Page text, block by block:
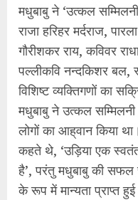
मधुबाबु ने ‘उत्कल
राजा हरिहर मर्दराज,
गौरीशकर राय, कविवर
पल्लीकवि नन्दकिशर बल,
विशिष्ट व्यक्तिगणों का
मधुबाबु ने उत्कल
लोगों का आह्‌वान किया
कहते थे, ‘उड़िया एक
है’, परंतु मधुबाबु की सफल
के रूप में मान्यता प्राप्त